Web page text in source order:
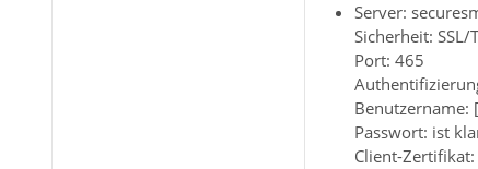
Server:
Sicherheit: SSL/
Port: 465
Benutzername:
Passwort: ist
Client-